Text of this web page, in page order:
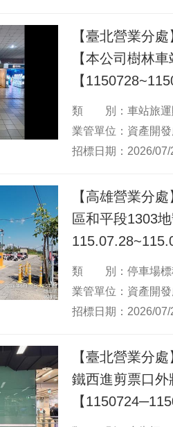
【臺北營業分
【本公司樹林
【
類 別：車站旅運
業管單位：資產開
招標日期：2026/
【高雄營業分
區和平段1303
類 別：停車場標
業管單位：資產開
招標日期：2026/
【臺北營業分
鐵西進剪票口外
【